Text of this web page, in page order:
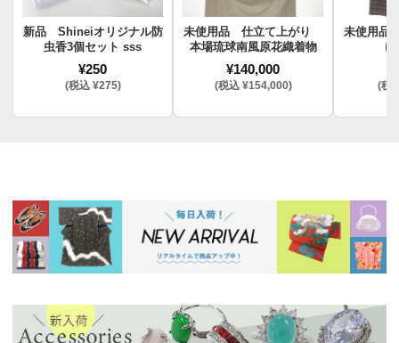
新品 Shineiオリジナル防
虫香3個セット sss
¥250
(税込 ¥275)
未使用品 仕立て上がり
本場琉球南風原花織着物
¥140,000
(税込 ¥154,000)
未使用品
(税